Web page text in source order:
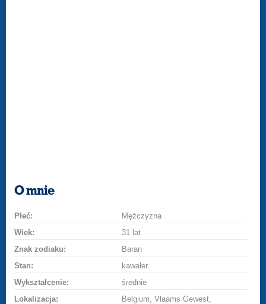
O mnie
Płeć:
Mężczyzna
Wiek:
31 lat
Znak zodiaku:
Baran
Stan:
kawaler
Wykształcenie:
średnie
Lokalizacja:
Belgium, Vlaams Gewest,